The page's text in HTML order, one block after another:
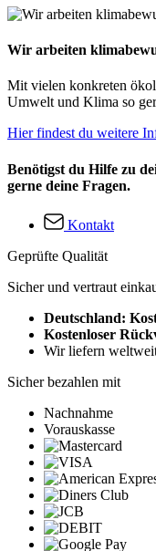
Wir arbeiten
Mit vielen konkreten
Umwelt und Klima so
Hier findest du weitere
Benötigst du Hilfe zu
gerne deine Fragen.
Kontakt
Geprüfte Qualität
Sicher und vertraut
Deutschland:
Kostenloser
Wir liefern
Sicher bezahlen mit
Nachnahme
Vorauskasse